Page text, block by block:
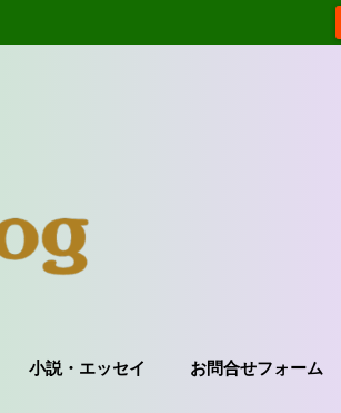
小説・エッセイ お問合せフォーム